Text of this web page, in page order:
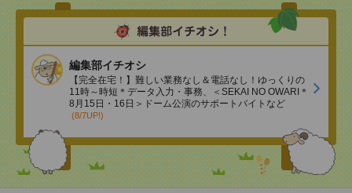
編集部イチオシ
【完全在宅！】難しい業務なし＆電話なし！ゆっくりの
11時～時短＊データ入力・事務、＜SEKAI NO OWARI＊
8月15日・16日＞ドーム公演のサポートバイトなど
(8/7UP!)